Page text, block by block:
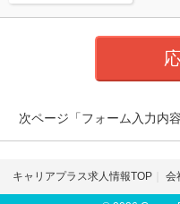
次ページ「フォーム入力内
キャリアプラス求人情報TOP 会